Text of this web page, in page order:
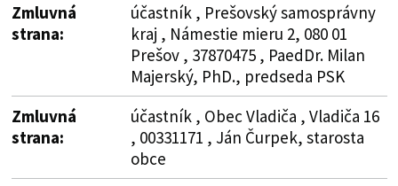
Zmluvná
strana:
účastník , Prešovský samosprávny
kraj , Námestie mieru 2, 080 01
Prešov , 37870475 , PaedDr. Milan
Majerský, PhD., predseda PSK
Zmluvná
strana:
účastník , Obec Vladiča , Vladiča 16
, 00331171 , Ján Čurpek, starosta
obce